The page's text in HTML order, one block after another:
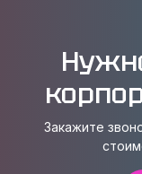
Закажите